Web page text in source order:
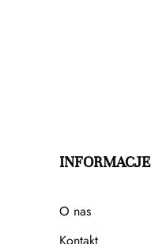
INFORMACJE
O nas
Kontakt